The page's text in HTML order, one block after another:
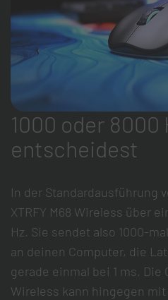
1000 oder 8000
entscheidest
In der Standardausführung
XTRFY M68 Wireless über
Hz. Sie sendet also 1000-
an deinen Computer, die
gerade einmal bei 1 ms. Die
Wireless kann hingegen